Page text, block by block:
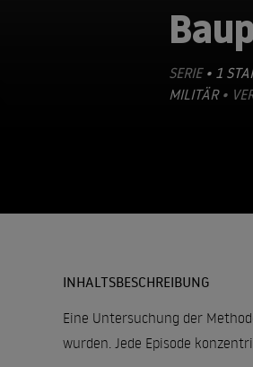
SERIE • 1
MILITÄR•
INHALTSBESCHREIBUNG
Eine Untersuchung der
wurden. Jede Episode